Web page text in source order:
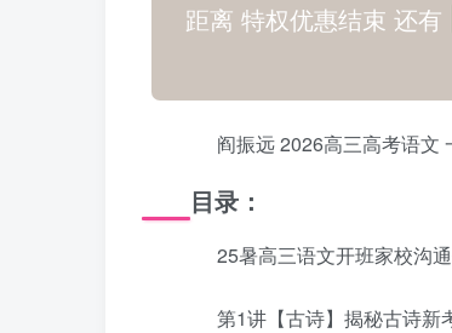
距离 特权优惠结束 还有
阎振远 2026高三高考语文
目录：
25暑高三语文开班家校沟
第1讲【古诗】揭秘古诗新